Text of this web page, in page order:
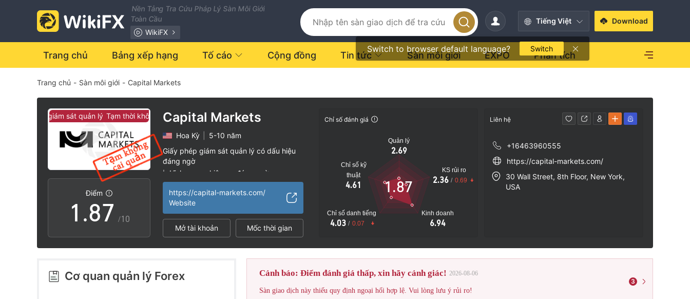
Nền Tảng Tra Cứu Pháp Lý Sàn Môi Giới
Toàn Cầu
WikiFX
Tiếng Việt
Switch to browser default language? Switch
Download
Trang chủ Bảng xếp hạng Tố cáo Cộng đồng Tin tức Sàn môi giới EXPO Phân tích
Trang chủ - Sàn môi giới - Capital Markets
không có giám sát quản lý Tạm thời không có giám sát quản lý
Điểm
0
1
2
3
.
2
3
4
5
6
7
8
9
1
2
3
4
5
6
7
8
9
/10
Capital Markets
Hoa Kỳ
5-10 năm
Giấy phép giám sát quản lý có dấu hiệu
đáng ngờ
| Lĩnh vực nghiệp vụ đáng ngờ
|
https://capital-markets.com/
Website
Mở tài khoản Mốc thời gian
Chỉ số đánh giá
Quản lý
2.69
Chỉ số kỹ
thuật
4.61
Chỉ số danh tiếng
4.03 / 0.07
Kinh doanh
6.94
KS rủi ro
2.36 / 0.69
1.87
Liên hệ
+16463960555
https://capital-markets.com/
30 Wall Street, 8th Floor, New York,
USA
Cơ quan quản lý Forex Cảnh báo: Điểm đánh giá thấp, xin hãy cảnh giác! 2026-08-06
Sàn giao dịch này thiếu quy định ngoại hối hợp lệ. Vui lòng lưu ý rủi ro!
3